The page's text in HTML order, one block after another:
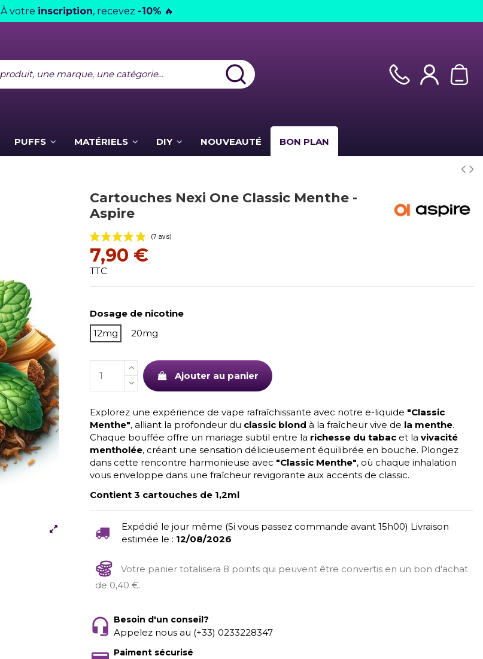
À votre inscription, recevez -10% 🔥
PUFFS MATÉRIELS DIY NOUVEAUTÉ BON PLAN
Cartouches Nexi One Classic Menthe -
Aspire
7,90 €
TTC
Dosage de nicotine
12mg
20mg
Ajouter au panier
Explorez une expérience de vape rafraîchissante avec notre e-liquide "Classic
Menthe", alliant la profondeur du classic blond à la fraîcheur vive de la menthe.
Chaque bouffée offre un mariage subtil entre la richesse du tabac et la vivacité
mentholée, créant une sensation délicieusement équilibrée en bouche. Plongez
dans cette rencontre harmonieuse avec "Classic Menthe", où chaque inhalation
vous enveloppe dans une fraîcheur revigorante aux accents de classic.
Contient 3 cartouches de 1,2ml
Expédié le jour même (Si vous passez commande avant 15h00) Livraison
estimée le : 12/08/2026
Votre panier totalisera 8 points qui peuvent être convertis en un bon d'achat
de 0,40 €.
Besoin d'un conseil?
Appelez nous au (+33) 0233228347
Paiment sécurisé